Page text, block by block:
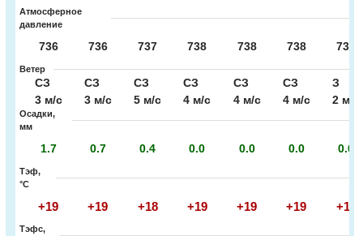
Атмосферное
давление
736 736 737 738 738 738 738
Ветер
СЗ
3 м/с
СЗ
3 м/с
СЗ
5 м/с
СЗ
4 м/с
СЗ
4 м/с
СЗ
4 м/с
З
2 м/с
Осадки,
мм
1.7 0.7 0.4 0.0 0.0 0.0 0.0
Тэф,
°C
+19 +19 +18 +19 +19 +19 +18
Тэфс,